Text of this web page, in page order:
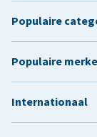
Populaire
Populaire
Internationaal